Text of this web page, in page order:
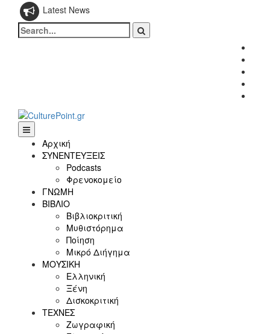
Latest News
Search
for:
Αρχική
ΣΥΝΕΝΤΕΥΞΕΙΣ
Podcasts
Φρενοκομείο
ΓΝΩΜΗ
ΒΙΒΛΙΟ
Βιβλιοκριτική
Μυθιστόρημα
Ποίηση
Μικρό Διήγημα
ΜΟΥΣΙΚΗ
Ελληνική
Ξένη
Δισκοκριτική
ΤΕΧΝΕΣ
Ζωγραφική